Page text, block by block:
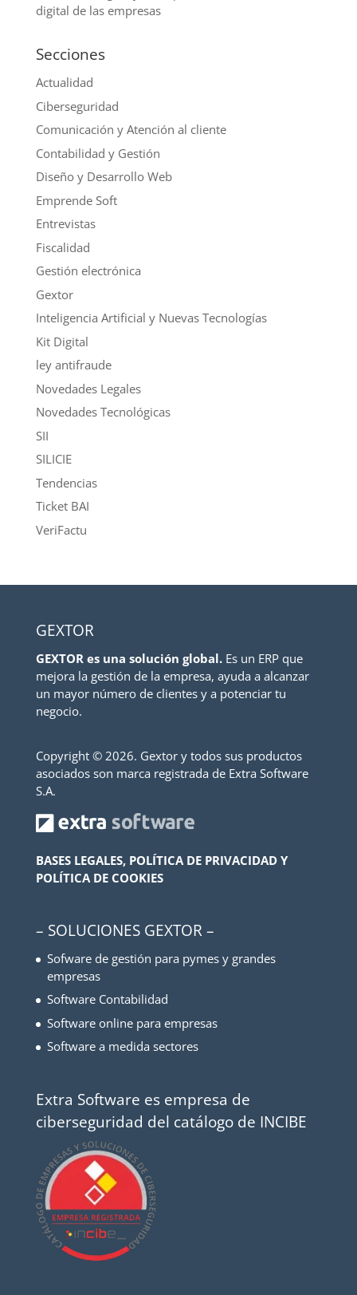
digital de las empresas
Secciones
Actualidad
Ciberseguridad
Comunicación y Atención al cliente
Contabilidad y Gestión
Diseño y Desarrollo Web
Emprende Soft
Entrevistas
Fiscalidad
Gestión electrónica
Gextor
Inteligencia Artificial y Nuevas Tecnologías
Kit Digital
ley antifraude
Novedades Legales
Novedades Tecnológicas
SII
SILICIE
Tendencias
Ticket BAI
VeriFactu
GEXTOR
GEXTOR es una solución global.Es un ERP que
mejora la gestión de la empresa, ayuda a alcanzar
un mayor número de clientes y a potenciar tu
negocio.
Copyright © 2026. Gextor y todos sus productos
asociados son marca registrada de Extra Software
S.A.
BASES LEGALES, POLÍTICA DE PRIVACIDAD Y
POLÍTICA DE COOKIES
– SOLUCIONES GEXTOR –
Sofware de gestión para pymes y grandes
empresas
Software Contabilidad
Software online para empresas
Software a medida sectores
Extra Software es empresa de
ciberseguridad del catálogo de INCIBE